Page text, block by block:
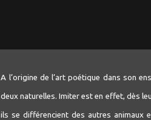
A l’origine de l’art poétique dans son
deux naturelles. Imiter est en effet, dès
ils se différencient des autres animaux